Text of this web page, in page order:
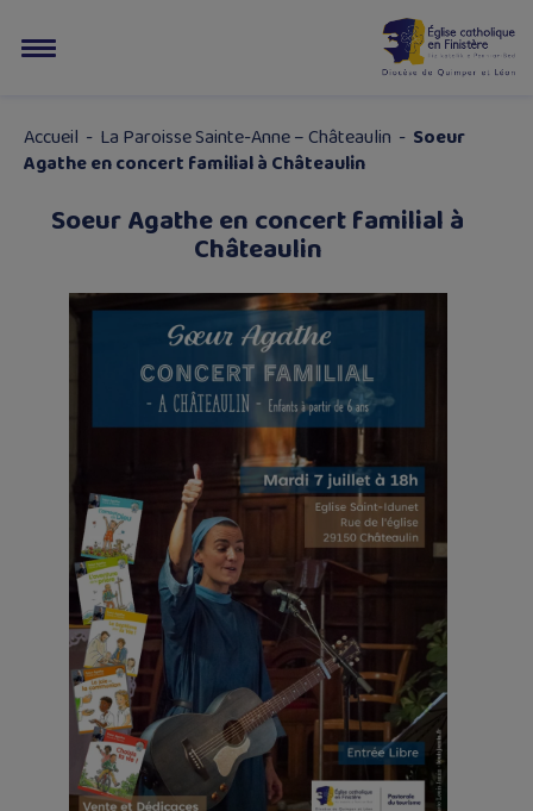
Accueil - La Paroisse Sainte-Anne – Châteaulin - Soeur
Agathe en concert familial à Châteaulin
Soeur Agathe en concert familial à
Châteaulin